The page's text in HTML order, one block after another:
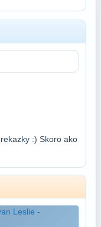
:) Skoro ako